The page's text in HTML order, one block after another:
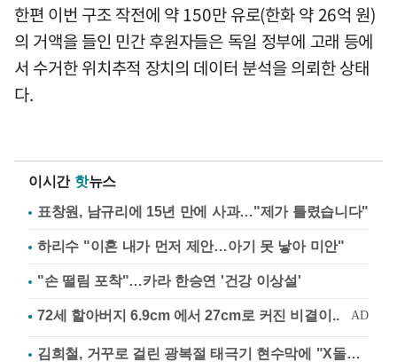
한편 이번 구조 작전에 약 150만 유로(한화 약 26억 원)
의 거액을 들인 민간 후원자들은 독일 정부에 고래 등에
서 수거한 위치추적 장치의 데이터 분석을 의뢰한 상태
다.
이시간 핫뉴스
표창원, 남규리에 15년 만에 사과…"제가 틀렸습니다"
하리수 "이혼 내가 먼저 제안…아기 못 낳아 미안"
"손 떨림 포착"…카라 한승연 '건강 이상설'
김희철, 거꾸로 걸린 광복절 태극기 현수막에 "X돌았네"